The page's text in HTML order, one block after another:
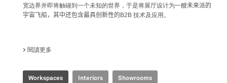
宽边界并即将触碰到一个未知的世界，于是将展厅设计为一艘未来派的
宇宙飞船，其中还包含最具创新性的B2B 技术及应用。
閱讀更多
Workspaces Interiors Showrooms